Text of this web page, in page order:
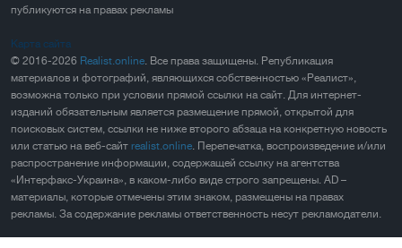
публикуются на правах рекламы
Карта сайта
© 2016-2026 Realist.online . Все права защищены. Републикация
материалов и фотографий, являющихся собственностью «Реалист»,
возможна только при условии прямой ссылки на сайт. Для интернет-
изданий обязательным является размещение прямой, открытой для
поисковых систем, ссылки не ниже второго абзаца на конкретную новость
или статью на веб-сайт realist.online . Перепечатка, воспроизведение и/или
распространение информации, содержащей ссылку на агентства
«Интерфакс-Украина», в каком-либо виде строго запрещены. AD –
материалы, которые отмечены этим знаком, размещены на правах
рекламы. За содержание рекламы ответственность несут рекламодатели.